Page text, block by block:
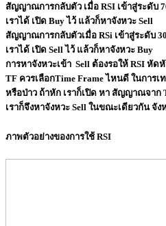
สัญญาณการกลับตัว เมื่อ RSI เข้าสู่ระดับ
เราได้ เปิด Buy ไว้ แล้วก็หาจังหวะ Sell
สัญญาณการกลับตัวเมื่อ RSi เข้าสู่ระดับ
เราได้ เปิด Sell ไว้ แล้วก็หาจังหวะ Buy
การหาจังหวะเข้า Sell ต้องรอให้ RSI หั
TF ควรเลือกTime Frame ไหนดี ในการเ
หรือป่าว ถ้าหัก เราก็เปิด หา สัญญาณจาก
เราก็จึงหาจังหวะ Sell ในขณะเดียวกัน จั
ภาพตัวอย่างของการใช้ RSI